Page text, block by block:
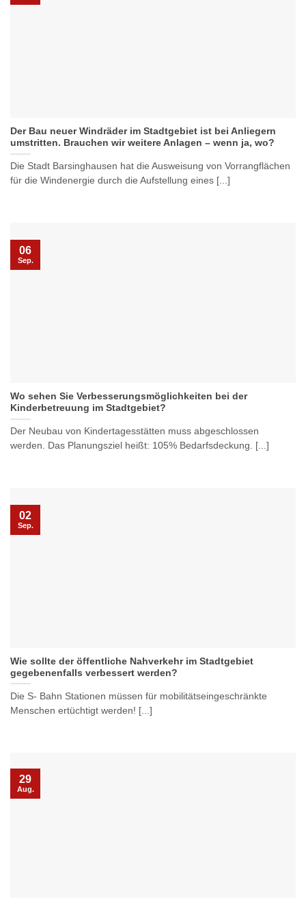
Der Bau neuer Windräder im Stadtgebiet ist bei Anliegern
umstritten. Brauchen wir weitere Anlagen – wenn ja, wo?
Die Stadt Barsinghausen hat die Ausweisung von Vorrangflächen
für die Windenergie durch die Aufstellung eines [...]
Wo sehen Sie Verbesserungsmöglichkeiten bei der
Kinderbetreuung im Stadtgebiet?
Der Neubau von Kindertagesstätten muss abgeschlossen
werden. Das Planungsziel heißt: 105% Bedarfsdeckung. [...]
06
Sep.
Wie sollte der öffentliche Nahverkehr im Stadtgebiet
gegebenenfalls verbessert werden?
Die S- Bahn Stationen müssen für mobilitätseingeschränkte
Menschen ertüchtigt werden! [...]
02
Sep.
29
Aug.